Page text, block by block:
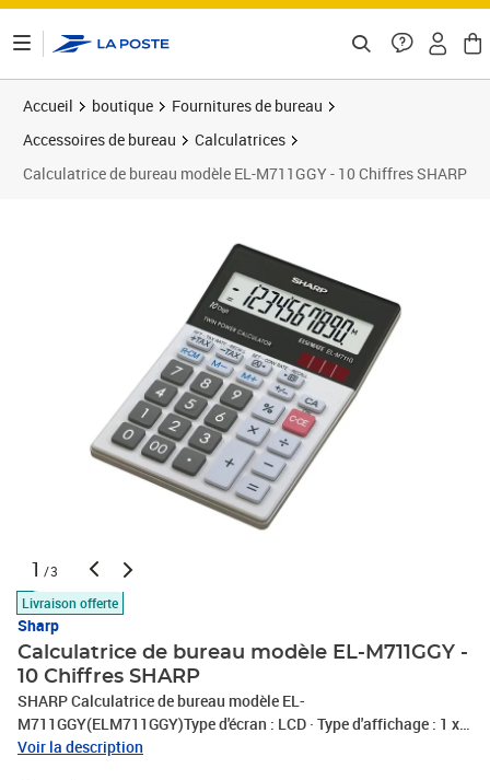
Accueil boutique
Fournitures de bureau
Accessoires de bureau
Calculatrices
Calculatrice de bureau modèle EL-M711GGY - 10 Chiffres SHARP
1 /3
Livraison offerte
Sharp
Calculatrice de bureau modèle EL-M711GGY -
10 Chiffres SHARP
SHARP Calculatrice de bureau modèle EL-
M711GGY(ELM711GGY)Type d'écran : LCD · Type d'affichage : 1 x
10 chiffres · Mémoire : 1 mémoire (3 touches) · Avec système de
Voir la description